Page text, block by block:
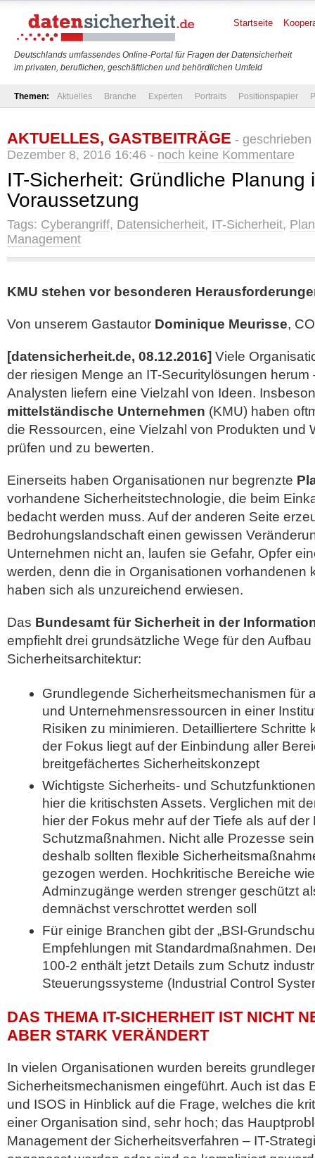
Deutschlands umfassendes Online-Portal für Fragen der Datensicherheit
im privaten, beruflichen, geschäftlichen und behördlichen Umfeld
Startseite
Themen: Aktuelles Branche Experten Portraits Positionspapier
AKTUELLES, GASTBEITRÄGE -
Dezember 8, 2016 16:46 - noch keine Kommentare
IT-Sicherheit: Gründliche Planung
Voraussetzung
Tags: Cyberangriff, Datensicherheit, IT-Sicherheit,
Management
KMU stehen vor besonderen
Von unserem Gastautor Dominique Meurisse,
[datensicherheit.de, 08.12.2016] Viele
der riesigen Menge an IT-Securitylösungen herum
Analysten liefern eine Vielzahl von Ideen.
mittelständische Unternehmen (KMU) haben
die Ressourcen, eine Vielzahl von Produkten und
prüfen und zu bewerten.
Einerseits haben Organisationen nur begrenzte
vorhandene Sicherheitstechnologie, die beim
bedacht werden muss. Auf der anderen Seite
Bedrohungslandschaft einen gewissen
Unternehmen nicht an, laufen sie Gefahr, Opfer
werden, denn die in Organisationen vorhandenen
haben sich als unzureichend erwiesen.
Das Bundesamt für Sicherheit in der
empfiehlt drei grundsätzliche Wege für den Aufbau
Sicherheitsarchitektur:
Grundlegende Sicherheitsmechanismen für
und Unternehmensressourcen in einer
Risiken zu minimieren. Detailliertere Schritte
der Fokus liegt auf der Einbindung aller
breitgefächertes Sicherheitskonzept
Wichtigste Sicherheits- und
hier die kritischsten Assets. Verglichen mit
hier der Fokus mehr auf der Tiefe als auf der
Schutzmaßnahmen. Nicht alle Prozesse
deshalb sollten flexible
gezogen werden. Hochkritische Bereiche
Adminzugänge werden strenger geschützt
demnächst verschrottet werden soll
Für einige Branchen gibt der „BSI-
Empfehlungen mit Standardmaßnahmen.
100-2 enthält jetzt Details zum Schutz
Steuerungssysteme (Industrial Control
DAS THEMA IT-SICHERHEIT IST NICHT
ABER STARK VERÄNDERT
In vielen Organisationen wurden bereits
Sicherheitsmechanismen eingeführt. Auch ist das
und ISOS in Hinblick auf die Frage, welches die
einer Organisation sind, sehr hoch; das
Management der Sicherheitsverfahren – IT-